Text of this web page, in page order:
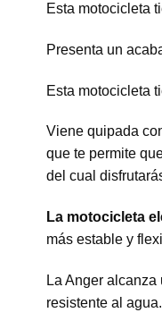
Esta motocicleta
Presenta un
Esta motocicleta
Viene quipada
que te permite
del cual
La motocicleta
más estable y
La Anger
resistente al